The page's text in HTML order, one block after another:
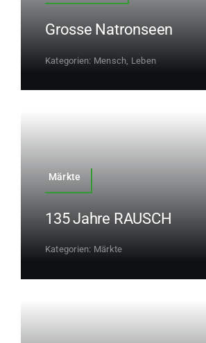
Grosse Natronseen
Kategorien: Mensch, Leben
Märkte
135 Jahre RAUSCH
Kategorien: Märkte